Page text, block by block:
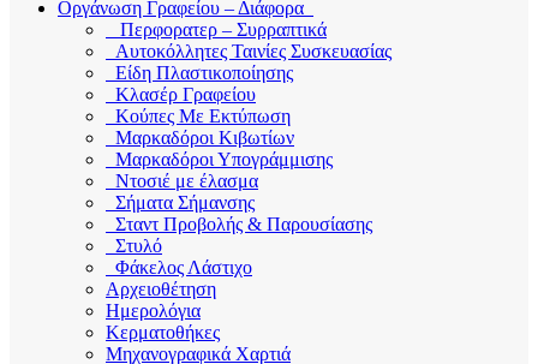
Οργάνωση Γραφείου – Διάφορα
Περφορατερ – Συρραπτικά
Αυτοκόλλητες Ταινίες Συσκευασίας
Είδη Πλαστικοποίησης
Κλασέρ Γραφείου
Κούπες Με Εκτύπωση
Μαρκαδόροι Κιβωτίων
Μαρκαδόροι Υπογράμμισης
Ντοσιέ με έλασμα
Σήματα Σήμανσης
Σταντ Προβολής & Παρουσίασης
Στυλό
Φάκελος Λάστιχο
Αρχειοθέτηση
Ημερολόγια
Κερματοθήκες
Μηχανογραφικά Χαρτιά